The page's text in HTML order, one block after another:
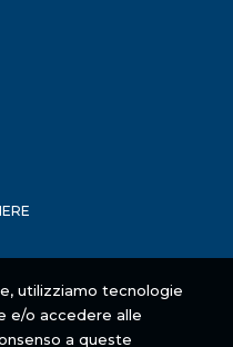
utilizziamo tecnologie
e/o accedere alle
a queste